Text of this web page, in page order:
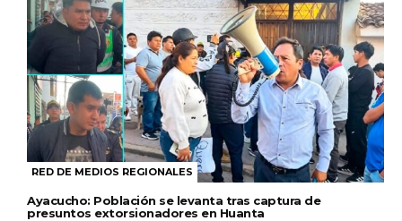
RED DE MEDIOS REGIONALES
Ayacucho: Población se levanta tras captura de
presuntos extorsionadores en Huanta